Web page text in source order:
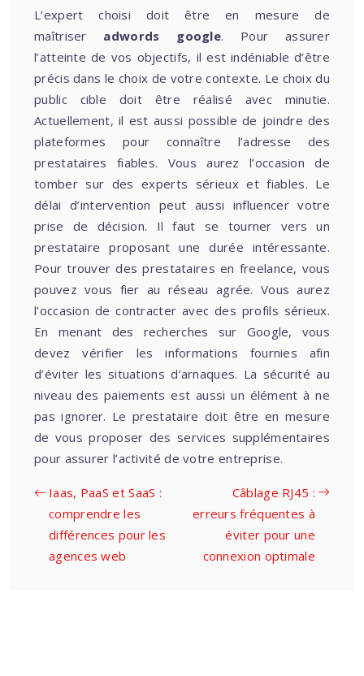
L’expert choisi doit être en mesure de
maîtriser adwords google. Pour assurer
l’atteinte de vos objectifs, il est indéniable d’être
précis dans le choix de votre contexte. Le choix du
public cible doit être réalisé avec minutie.
Actuellement, il est aussi possible de joindre des
plateformes pour connaître l’adresse des
prestataires fiables. Vous aurez l’occasion de
tomber sur des experts sérieux et fiables. Le
délai d’intervention peut aussi influencer votre
prise de décision. Il faut se tourner vers un
prestataire proposant une durée intéressante.
Pour trouver des prestataires en freelance, vous
pouvez vous fier au réseau agrée. Vous aurez
l’occasion de contracter avec des profils sérieux.
En menant des recherches sur Google, vous
devez vérifier les informations fournies afin
d’éviter les situations d’arnaques. La sécurité au
niveau des paiements est aussi un élément à ne
pas ignorer. Le prestataire doit être en mesure
de vous proposer des services supplémentaires
pour assurer l’activité de votre entreprise.
Iaas, PaaS et SaaS :
comprendre les
différences pour les
agences web
Câblage RJ45 :
erreurs fréquentes à
éviter pour une
connexion optimale